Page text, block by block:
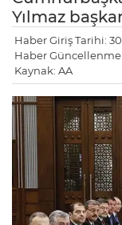
Yılmaz
Haber Giriş Tarihi:
Haber Güncellenme
Kaynak: AA